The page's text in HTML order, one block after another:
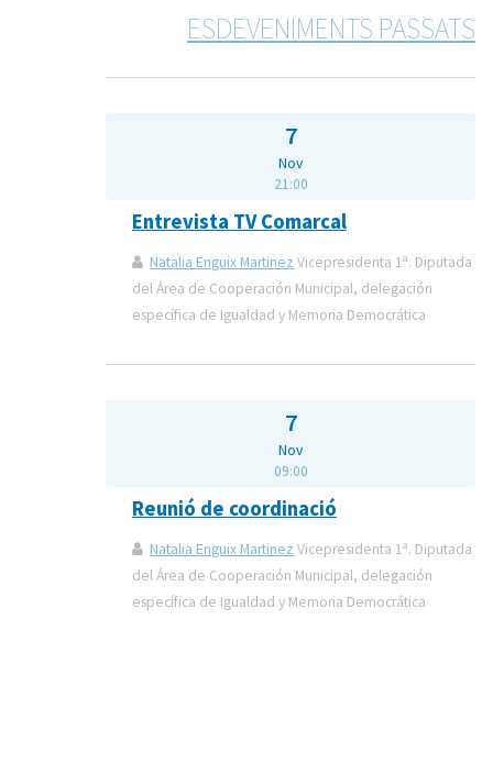
ESDEVENIMENTS PASSATS
7
Nov
21:00
Entrevista TV Comarcal
Natalia Enguix Martinez Vicepresidenta 1ª. Diputada
del Área de Cooperación Municipal, delegación
específica de Igualdad y Memoria Democrática
7
Nov
09:00
Reunió de coordinació
Natalia Enguix Martinez Vicepresidenta 1ª. Diputada
del Área de Cooperación Municipal, delegación
específica de Igualdad y Memoria Democrática